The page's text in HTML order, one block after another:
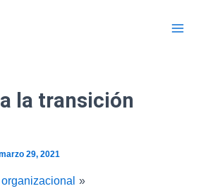
la transición
29, 2021